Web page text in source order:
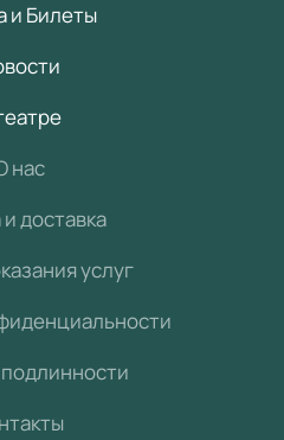
и Билеты
нас
доставка
услуг